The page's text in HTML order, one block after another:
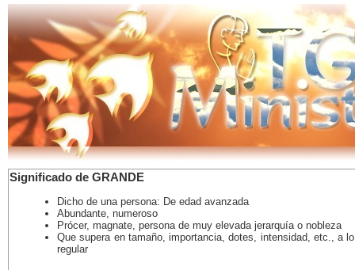
Significado de GRANDE
Dicho de una persona: De edad avanzada
Abundante, numeroso
Prócer, magnate, persona de muy elevada jerarquía o nobleza
Que supera en tamaño, importancia, dotes, intensidad, etc., a
regular